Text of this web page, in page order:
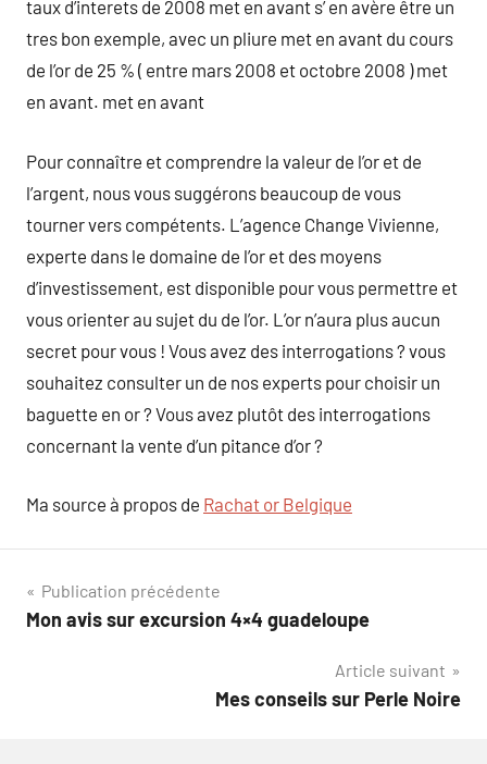
taux d’interets de 2008 met en avant s’ en avère être un
tres bon exemple, avec un pliure met en avant du cours
de l’or de 25 % ( entre mars 2008 et octobre 2008 ) met
en avant. met en avant
Pour connaître et comprendre la valeur de l’or et de
l’argent, nous vous suggérons beaucoup de vous
tourner vers compétents. L’agence Change Vivienne,
experte dans le domaine de l’or et des moyens
d’investissement, est disponible pour vous permettre et
vous orienter au sujet du de l’or. L’or n’aura plus aucun
secret pour vous ! Vous avez des interrogations ? vous
souhaitez consulter un de nos experts pour choisir un
baguette en or ? Vous avez plutôt des interrogations
concernant la vente d’un pitance d’or ?
Ma source à propos de Rachat or Belgique
Navigation
de
Publication précédente
Mon avis sur excursion 4×4 guadeloupe
Article suivant
Mes conseils sur Perle Noire